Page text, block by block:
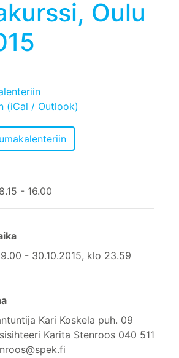
Oulu
(iCal / Outlook)
- 16.00
- 30.10.2015, klo 23.59
Kari Koskela puh. 09
Karita Stenroos 040 511